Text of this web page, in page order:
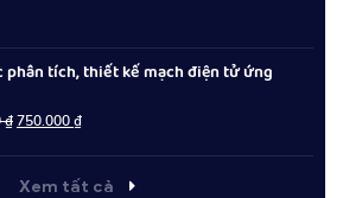
1.500.000 ₫.
là:
750.000 ₫.
phân tích, thiết kế mạch điện tử ứng
₫Giá
là:
1.500.000 ₫.
750.000₫Giá
tại
là:
Xem tất cả